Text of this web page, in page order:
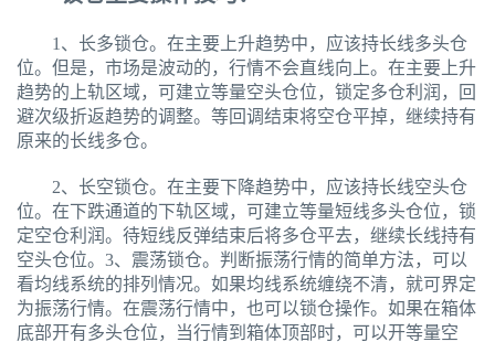
1、长多锁仓。在主要上升趋势中，应该持长线多头仓
位。但是，市场是波动的，行情不会直线向上。在主要上升
趋势的上轨区域，可建立等量空头仓位，锁定多仓利润，回
避次级折返趋势的调整。等回调结束将空仓平掉，继续持有
原来的长线多仓。
2、长空锁仓。在主要下降趋势中，应该持长线空头仓
位。在下跌通道的下轨区域，可建立等量短线多头仓位，锁
定空仓利润。待短线反弹结束后将多仓平去，继续长线持有
空头仓位。3、震荡锁仓。判断振荡行情的简单方法，可以
看均线系统的排列情况。如果均线系统缠绕不清，就可界定
为振荡行情。在震荡行情中，也可以锁仓操作。如果在箱体
底部开有多头仓位，当行情到箱体顶部时，可以开等量空